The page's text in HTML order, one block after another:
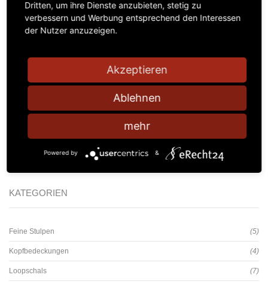
Feine Stulpen mit Rose
KATEGORIEN
Feine Stulpen (5)
Kopfbedeckungen (4)
Loopschals (7)
Dritten, um ihre Dienste anzubieten, stetig zu
verbessern und Werbung entsprechend den Interessen
der Nutzer anzuzeigen.
Akzeptieren
Ablehnen
mehr
Powered by &